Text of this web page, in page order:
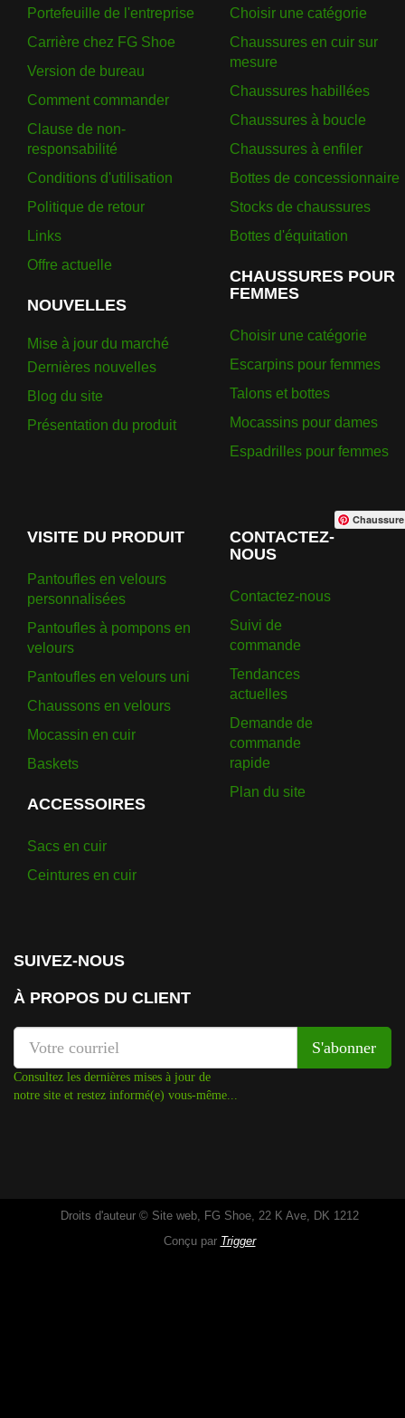
Portefeuille de l'entreprise
Carrière chez FG Shoe
Version de bureau
Comment commander
Clause de non-
responsabilité
Conditions d'utilisation
Politique de retour
Links
Offre actuelle
NOUVELLES
Mise à jour du marché
Dernières nouvelles
Blog du site
Présentation du produit
Choisir une catégorie
Chaussures en cuir sur
mesure
Chaussures habillées
Chaussures à boucle
Chaussures à enfiler
Bottes de concessionnaire
Stocks de chaussures
Bottes d'équitation
CHAUSSURES POUR
FEMMES
Choisir une catégorie
Escarpins pour femmes
Talons et bottes
Mocassins pour dames
Espadrilles pour femmes
VISITE DU PRODUIT
Pantoufles en velours
personnalisées
Pantoufles à pompons en
velours
Pantoufles en velours uni
Chaussons en velours
Mocassin en cuir
Baskets
ACCESSOIRES
Sacs en cuir
Ceintures en cuir
CONTACTEZ-
NOUS
Contactez-nous
Suivi de
commande
Tendances
actuelles
Demande de
commande
rapide
Plan du site
SUIVEZ-NOUS
À PROPOS DU CLIENT
Consultez les dernières mises à jour de
notre site et restez informé(e) vous-même...
Droits d'auteur © Site web, FG Shoe, 22 K Ave, DK 1212
Conçu par Trigger